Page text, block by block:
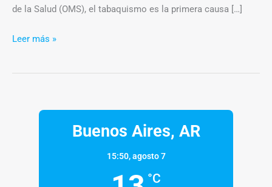
de la Salud (OMS), el tabaquismo es la primera causa […]
Leer más »
Buenos Aires, AR
15:50,agosto 7
°C